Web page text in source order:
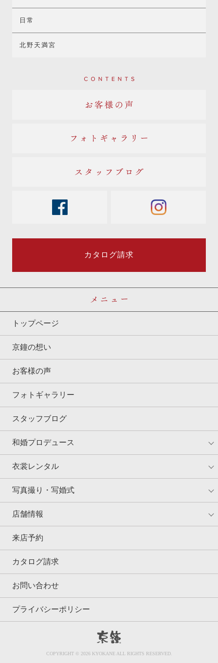
日常
北野天満宮
Contents
お客様の声
フォトギャラリー
スタッフブログ
instagram
カタログ請求
トップページ
京鐘の想い
お客様の声
フォトギャラリー
スタッフブログ
和婚プロデュース
衣裳レンタル
写真撮り・写婚式
店舗情報
来店予約
カタログ請求
お問い合わせ
プライバシーポリシー
COPYRIGHT © 2026 KYOKANE ALL RIGHTS RESERVED.